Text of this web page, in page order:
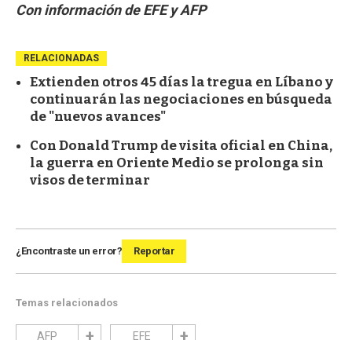
Con información de EFE y AFP
RELACIONADAS
Extienden otros 45 días la tregua en Líbano y
continuarán las negociaciones en búsqueda
de "nuevos avances"
Con Donald Trump de visita oficial en China,
la guerra en Oriente Medio se prolonga sin
visos de terminar
¿Encontraste un error? Reportar
Temas relacionados
AFP EFE